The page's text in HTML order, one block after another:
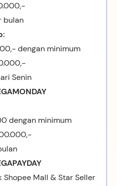
bulan
dengan minimum
Senin
dengan minimum
Shopee Mall & Star Seller